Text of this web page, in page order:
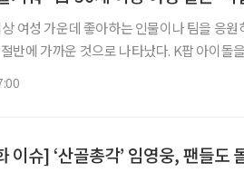
여성 가운데 좋아하는 인물이나 팀을 응원
반에 가까운 것으로 나타났다. K팝 아이돌
이슈] ‘산골총각’ 임영웅, 팬들도